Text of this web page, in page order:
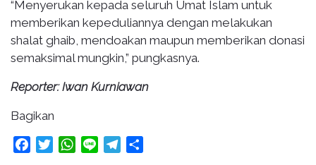
“Menyerukan kepada seluruh Umat Islam untuk
memberikan kepeduliannya dengan melakukan
shalat ghaib, mendoakan maupun memberikan donasi
semaksimal mungkin,” pungkasnya.
Reporter: Iwan Kurniawan
Bagikan
FacebookTwitterWhatsApp
Line Telegram